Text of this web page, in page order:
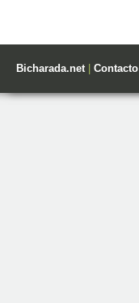
Bicharada.net| Contacto